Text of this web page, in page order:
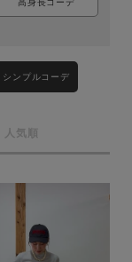
高身長コーデ
シンプルコーデ
人気順